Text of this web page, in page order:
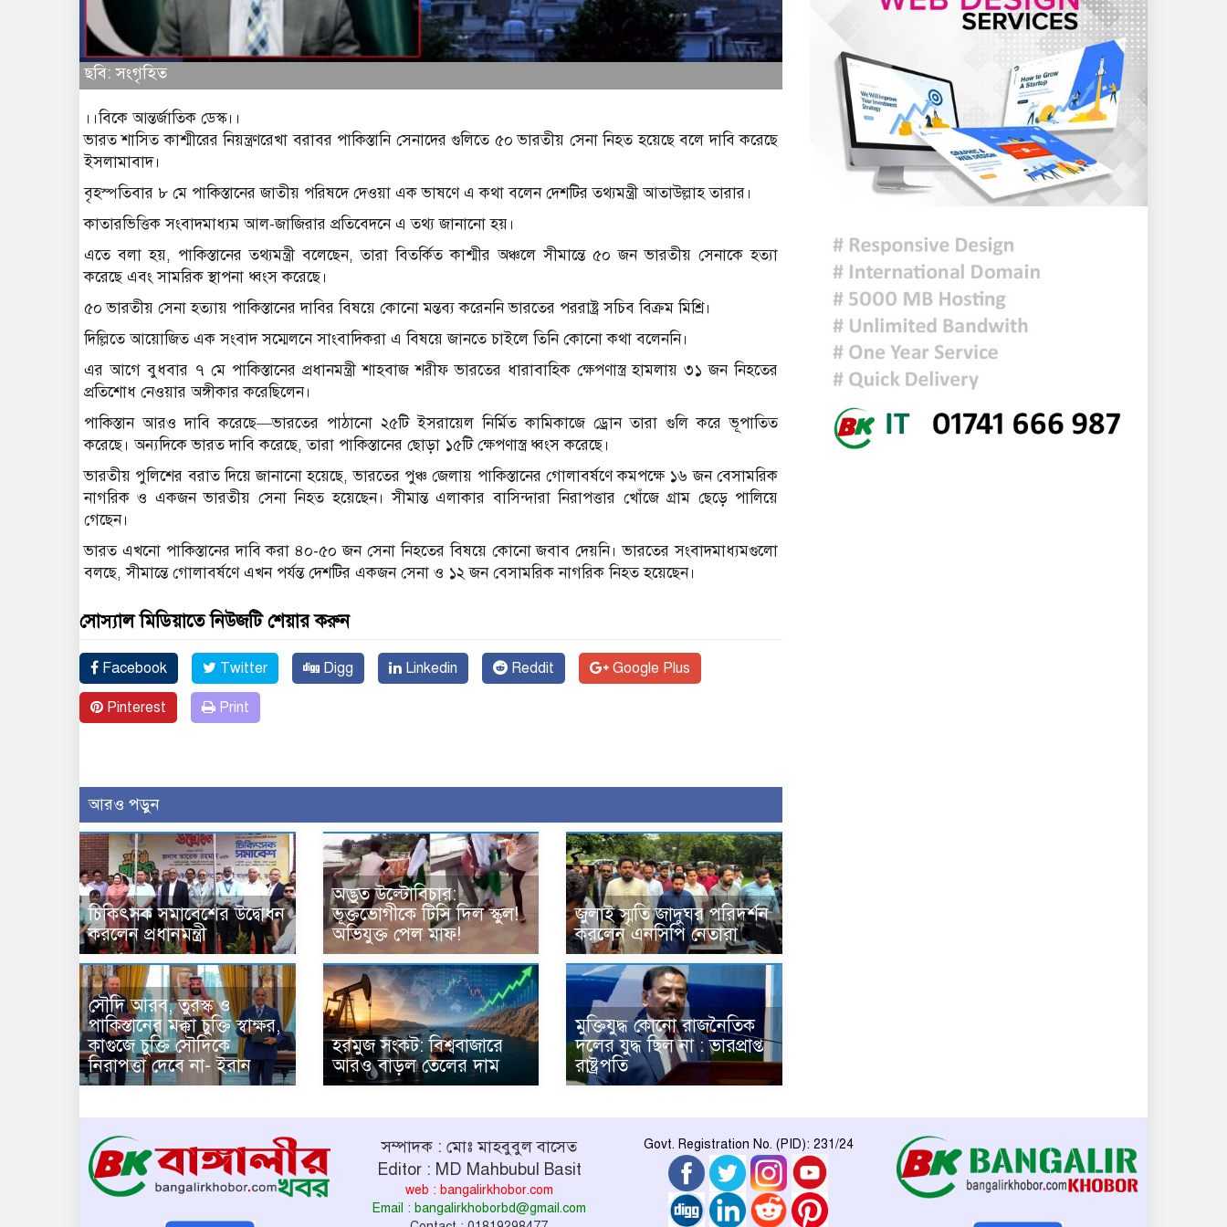
ছবি: সংগৃহিত
।।বিকে আন্তর্জাতিক ডেস্ক।।
ভারত শাসিত কাশ্মীরের নিয়ন্ত্রণরেখা বরাবর পাকিস্তানি সেনাদের গুলিতে ৫০ ভারতীয় সেনা নিহত হয়েছে বলে দাবি করেছে
ইসলামাবাদ।
বৃহস্পতিবার ৮ মে পাকিস্তানের জাতীয় পরিষদে দেওয়া এক ভাষণে এ কথা বলেন দেশটির তথ্যমন্ত্রী আতাউল্লাহ তারার।
কাতারভিত্তিক সংবাদমাধ্যম আল-জাজিরার প্রতিবেদনে এ তথ্য জানানো হয়।
এতে বলা হয়, পাকিস্তানের তথ্যমন্ত্রী বলেছেন, তারা বিতর্কিত কাশ্মীর অঞ্চলে সীমান্তে ৫০ জন ভারতীয় সেনাকে হত্যা
করেছে এবং সামরিক স্থাপনা ধ্বংস করেছে।
৫০ ভারতীয় সেনা হত্যায় পাকিস্তানের দাবির বিষয়ে কোনো মন্তব্য করেননি ভারতের পররাষ্ট্র সচিব বিক্রম মিশ্রি।
দিল্লিতে আয়োজিত এক সংবাদ সম্মেলনে সাংবাদিকরা এ বিষয়ে জানতে চাইলে তিনি কোনো কথা বলেননি।
এর আগে বুধবার ৭ মে পাকিস্তানের প্রধানমন্ত্রী শাহবাজ শরীফ ভারতের ধারাবাহিক ক্ষেপণাস্ত্র হামলায় ৩১ জন নিহতের
প্রতিশোধ নেওয়ার অঙ্গীকার করেছিলেন।
পাকিস্তান আরও দাবি করেছে—ভারতের পাঠানো ২৫টি ইসরায়েল নির্মিত কামিকাজে ড্রোন তারা গুলি করে ভূপাতিত
করেছে। অন্যদিকে ভারত দাবি করেছে, তারা পাকিস্তানের ছোড়া ১৫টি ক্ষেপণাস্ত্র ধ্বংস করেছে।
ভারতীয় পুলিশের বরাত দিয়ে জানানো হয়েছে, ভারতের পুঞ্চ জেলায় পাকিস্তানের গোলাবর্ষণে কমপক্ষে ১৬ জন বেসামরিক
নাগরিক ও একজন ভারতীয় সেনা নিহত হয়েছেন। সীমান্ত এলাকার বাসিন্দারা নিরাপত্তার খোঁজে গ্রাম ছেড়ে পালিয়ে
গেছেন।
ভারত এখনো পাকিস্তানের দাবি করা ৪০-৫০ জন সেনা নিহতের বিষয়ে কোনো জবাব দেয়নি। ভারতের সংবাদমাধ্যমগুলো
বলছে, সীমান্তে গোলাবর্ষণে এখন পর্যন্ত দেশটির একজন সেনা ও ১২ জন বেসামরিক নাগরিক নিহত হয়েছেন।
সোস্যাল মিডিয়াতে নিউজটি শেয়ার করুন
Facebook Twitter Digg Linkedin Reddit Google Plus
Pinterest Print
আরও পড়ুন
চিকিৎসক সমাবেশের উদ্বোধন
করলেন প্রধানমন্ত্রী
অদ্ভুত উল্টোবিচার:
ভূক্তভোগীকে টিসি দিল স্কুল!
অভিযুক্ত পেল মাফ!
জুলাই স্মৃতি জাদুঘর পরিদর্শন
করলেন এনসিপি নেতারা
সৌদি আরব, তুরস্ক ও
পাকিস্তানের মক্কা চুক্তি স্বাক্ষর,
কাগুজে চুক্তি সৌদিকে
নিরাপত্তা দেবে না- ইরান
হরমুজ সংকট: বিশ্ববাজারে
আরও বাড়ল তেলের দাম
মুক্তিযুদ্ধ কোনো রাজনৈতিক
দলের যুদ্ধ ছিল না : ভারপ্রাপ্ত
রাষ্ট্রপতি
মুক্তিযুদ্ধ কোনো রাজনৈতিক
দলের যুদ্ধ ছিল না : ভারপ্রাপ্ত
রাষ্ট্রপতি
ঢাকায় হালকা বৃষ্টি হতে পারে,
দেশের কোথাও কোথাও মাঝারি
থেকে ভারী বর্ষণের সম্ভাবনা
প্রধানমন্ত্রীকে বরণে প্রস্তুত চট্টগ্রাম,
দিল্লির সংবাদ সম্মেলনে শেখ
হাসিনার ভার্চ্যুয়াল বক্তব্যে
ভারতের সমর্থন নেই: জয়সওয়াল
সম্পাদক : মোঃ মাহবুবুল বাসেত
Editor : MD Mahbubul Basit
web : bangalirkhobor.com
Email : bangalirkhoborbd@gmail.com
Govt. Registration No. (PID): 231/24